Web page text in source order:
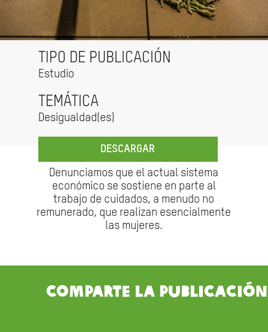
TIPO DE PUBLICACIÓN
Estudio
TEMÁTICA
Desigualdad(es)
DESCARGAR
Denunciamos que el actual sistema
económico se sostiene en parte al
trabajo de cuidados, a menudo no
remunerado, que realizan esencialmente
las mujeres.
Comparte la publicación